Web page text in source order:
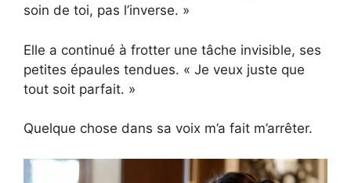
soin de toi, pas l’inverse. »
Elle a continué à frotter une tâche invisible, ses
petites épaules tendues. « Je veux juste que
tout soit parfait. »
Quelque chose dans sa voix m’a fait m’arrêter.